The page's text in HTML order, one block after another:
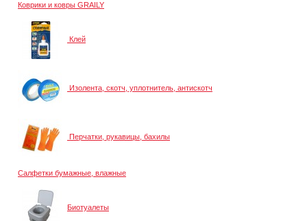
Коврики и ковры GRAILY
Клей
Изолента, скотч, уплотнитель, антискотч
Перчатки, рукавицы, бахилы
Салфетки бумажные, влажные
Биотуалеты